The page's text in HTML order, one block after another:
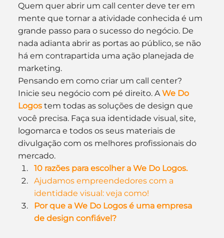
Quem quer abrir um call center deve ter em
mente que tornar a atividade conhecida é um
grande passo para o sucesso do negócio. De
nada adianta abrir as portas ao público, se não
há em contrapartida uma ação planejada de
marketing.
Pensando em como criar um call center?
Inicie seu negócio com pé direito. A We Do
Logos tem todas as soluções de design que
você precisa. Faça sua identidade visual, site,
logomarca e todos os seus materiais de
divulgação com os melhores profissionais do
mercado.
10 razões para escolher a We Do Logos.
Ajudamos empreendedores com a
identidade visual: veja como!
Por que a We Do Logos é uma empresa
de design confiável?